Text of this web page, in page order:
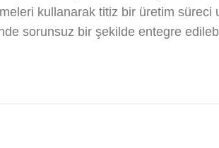
kullanarak titiz bir üretim süreci
sorunsuz bir şekilde entegre